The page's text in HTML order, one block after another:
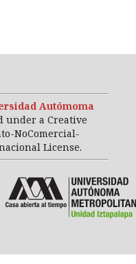
Autómoma
under a Creative
NoComercial-
License.